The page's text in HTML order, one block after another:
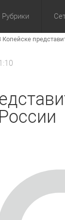
Рубрики
Копейске